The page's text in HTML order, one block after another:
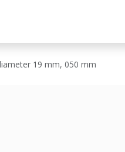
19 mm, 050 mm